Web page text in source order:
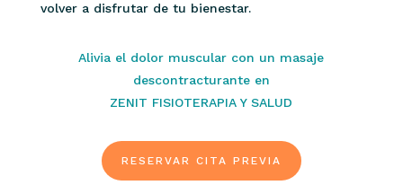
volver a disfrutar de tu bienestar.
Alivia el dolor muscular con un masaje
descontracturante en
ZENIT FISIOTERAPIA Y SALUD
RESERVAR CITA PREVIA